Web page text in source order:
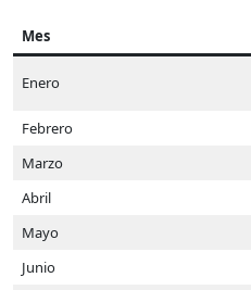
Mes
Enero
Febrero
Marzo
Abril
Mayo
Junio